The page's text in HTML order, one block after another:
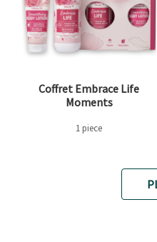
Coffret Embrace Life
Moments
1 piece